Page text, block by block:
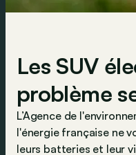
Les SUV
problème
L’Agence de
l'énergie française ne
leurs batteries et leur